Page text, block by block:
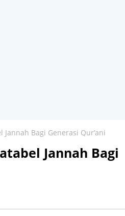
Bagi Generasi Qur’ani
Jannah Bagi